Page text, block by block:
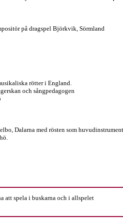
på dragspel Björkvik, Sörmland
rötter i England.
och sångpedagogen
Dalarna med rösten som
att spela i buskarna och i allspelet